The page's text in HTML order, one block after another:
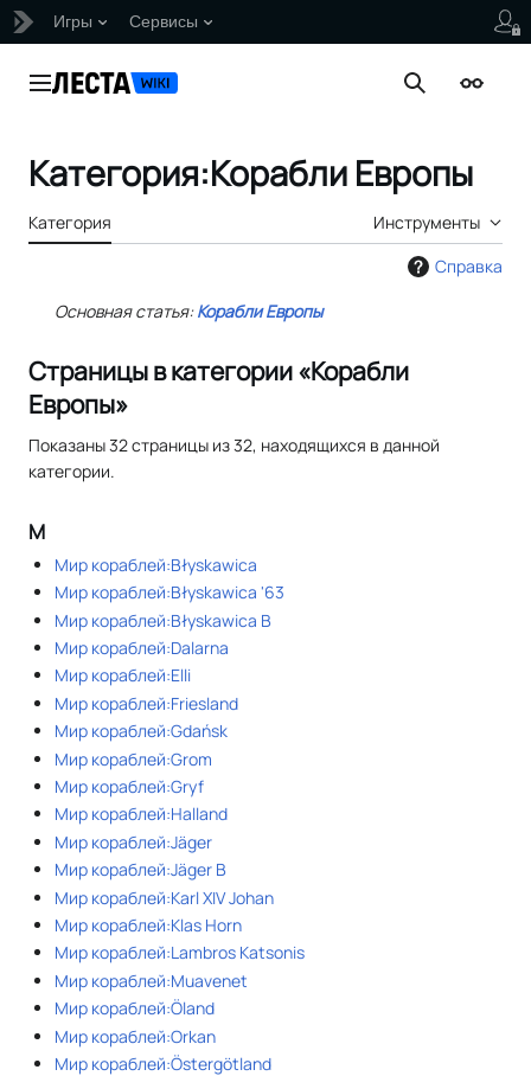
Игры Сервисы
Главное меню Поиск
Категория:Корабли Европы
Категория
Инструменты
Справка
Основная статья:Корабли Европы
Страницы в категории «Корабли
Европы»
Показаны 32 страницы из 32, находящихся в данной
категории.
М
Мир кораблей:Błyskawica
Мир кораблей:Błyskawica '63
Мир кораблей:Błyskawica B
Мир кораблей:Dalarna
Мир кораблей:Elli
Мир кораблей:Friesland
Мир кораблей:Gdańsk
Мир кораблей:Grom
Мир кораблей:Gryf
Мир кораблей:Halland
Мир кораблей:Jäger
Мир кораблей:Jäger B
Мир кораблей:Karl XIV Johan
Мир кораблей:Klas Horn
Мир кораблей:Lambros Katsonis
Мир кораблей:Muavenet
Мир кораблей:Öland
Мир кораблей:Orkan
Мир кораблей:Östergötland